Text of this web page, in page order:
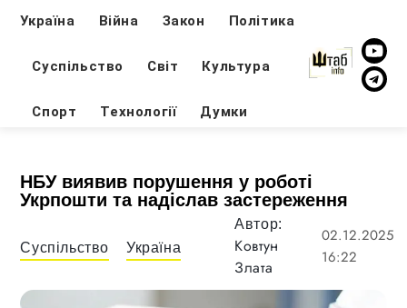
Україна Війна Закон Політика
Суспільство Світ Культура
Спорт Технології Думки
НБУ виявив порушення у роботі
Укрпошти та надіслав застереження
Суспільство Україна
Автор:
Ковтун
Злата
02.12.2025
16:22